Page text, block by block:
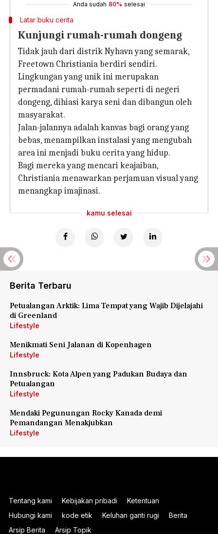
Anda sudah 80% selesai
Latar buku cerita
Kunjungi rumah-rumah dongeng
Tidak jauh dari distrik Nyhavn yang semarak,
Freetown Christiania berdiri sendiri.
Lingkungan yang unik ini merupakan
permadani rumah-rumah seperti di negeri
dongeng, dihiasi karya seni dan dibangun oleh
masyarakat.
Jalan-jalannya adalah kanvas bagi orang yang
bebas, menampilkan instalasi yang mengubah
area ini menjadi buku cerita yang hidup.
Bagi mereka yang mencari keajaiban,
Christiania menawarkan perjamuan visual yang
menangkap imajinasi.
kamu selesai
Berita Terbaru
Petualangan Arktik: Lima Tempat yang Wajib Dijelajahi
di Greenland
Lifestyle
Menikmati Seni Jalanan di Kopenhagen
Lifestyle
Innsbruck: Kota Alpen yang Padukan Budaya dan
Petualangan
Lifestyle
Mendaki Pegunungan Rocky Kanada demi
Pemandangan Menakjubkan
Lifestyle
Tentang kami Kebijakan pribadi
Ketentuan
Hubungi kami
kode etik Keluhan ganti rugi
Berita
Arsip Berita
Arsip Topik